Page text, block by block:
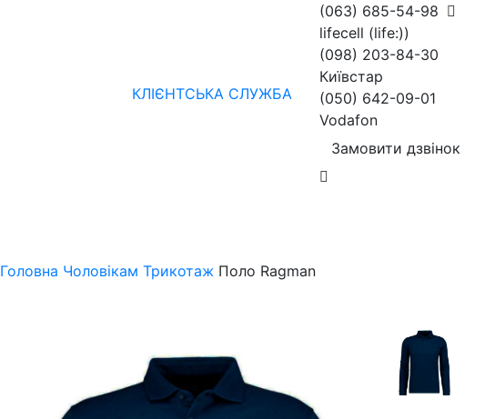
КЛІЄНТСЬКА СЛУЖБА
(063) 685-54-98
lifecell (life:))
(098) 203-84-30
Київстар
(050) 642-09-01
Vodafon
Замовити дзвінок
Головна Чоловікам Трикотаж Поло Ragman